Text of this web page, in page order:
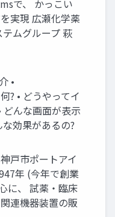
で、 かっこい
実現 広瀬化学薬
ムグループ 萩
•
? • どうやってイ
どんな画面が表示
な効果があるの?
戸市ポートアイ
年 (今年で創業
に、 試薬・臨床
連機器装置の販